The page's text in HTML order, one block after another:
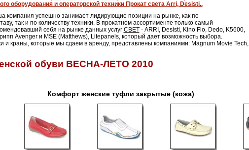
оборудования и операторской техники Прокат света Arri, Desisti..
компания успешно занимает лидирующие позиции на рынке, как по
так и по количеству техники. В прокатном ассортименте только самый
себя на рынке данных услуг СВЕТ- ARRI, Desisti, Kino Flo, Dedo, K5600,
Avenger и MSE (Matthews), Litepanels, который дает возможность выбора.
и краны, которые мы сдаем в аренду, представлены компаниями: Magnum Movie Tech,
обуви ВЕСНА-ЛЕТО 2010
Комфорт женские туфли закрытые (кожа)